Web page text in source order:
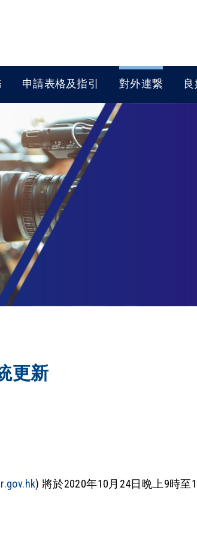
申請表格及指引 對外連繋
更新
) 將於2020年10月24日晩上9時